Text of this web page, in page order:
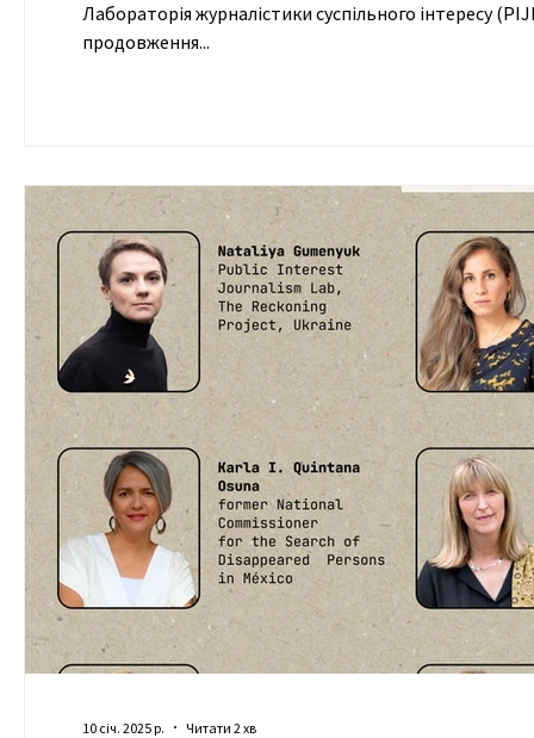
Лабораторія журналістики суспільного інтересу (PIJL) спільно з Європейським центром свободи преси та медіа (ECPMF)
продовження...
10 січ. 2025 р. Читати 2 хв